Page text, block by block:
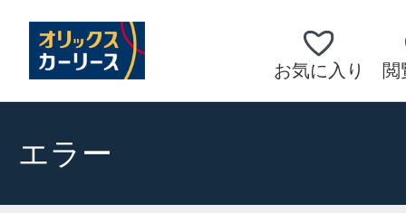
お気に入り 閲
エラー